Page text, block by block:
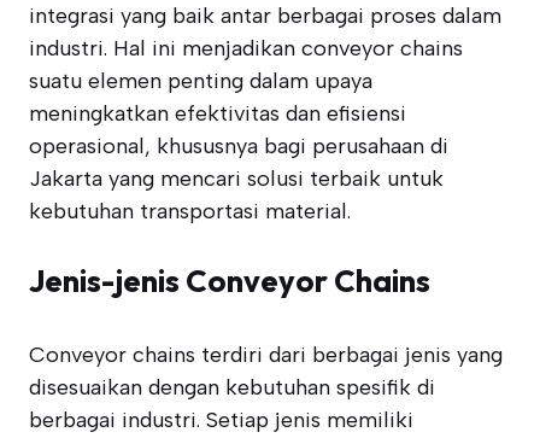
integrasi yang baik antar berbagai proses dalam
industri. Hal ini menjadikan conveyor chains
suatu elemen penting dalam upaya
meningkatkan efektivitas dan efisiensi
operasional, khususnya bagi perusahaan di
Jakarta yang mencari solusi terbaik untuk
kebutuhan transportasi material.
Jenis-jenis Conveyor Chains
Conveyor chains terdiri dari berbagai jenis yang
disesuaikan dengan kebutuhan spesifik di
berbagai industri. Setiap jenis memiliki